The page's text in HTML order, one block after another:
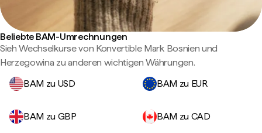
Beliebte BAM-Umrechnungen
Sieh Wechselkurse von Konvertible Mark Bosnien und
Herzegowina zu anderen wichtigen Währungen.
BAM zu USD
BAM zu EUR
BAM zu GBP BAM zu CAD